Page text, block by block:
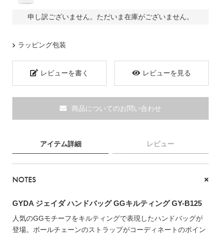
小物その他
ブランド
TOPICS
申し訳ございません。ただいま在庫がございません。
ラッピング包装
レビューを書く レビューを見る
商品についてのお問い合わせ
アイテム詳細 レビュー
NOTES
GYDA ジェイダ ハンドバッグ GGキルティング GY-B125
人気のGGモチーフをキルティングで表現したハンドバッグが
登場。ボールチェーンのストラップがコーディネートのポイン